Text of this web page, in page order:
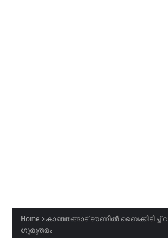
Home
കാഞ്ഞങ്ങാട് ടൗണിൽ ബൈക്കിടിച്ച്
ഗുരുതരം